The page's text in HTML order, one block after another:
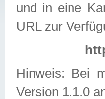
und in eine
URL zur
Hinweis: Bei
Version 1.1.0